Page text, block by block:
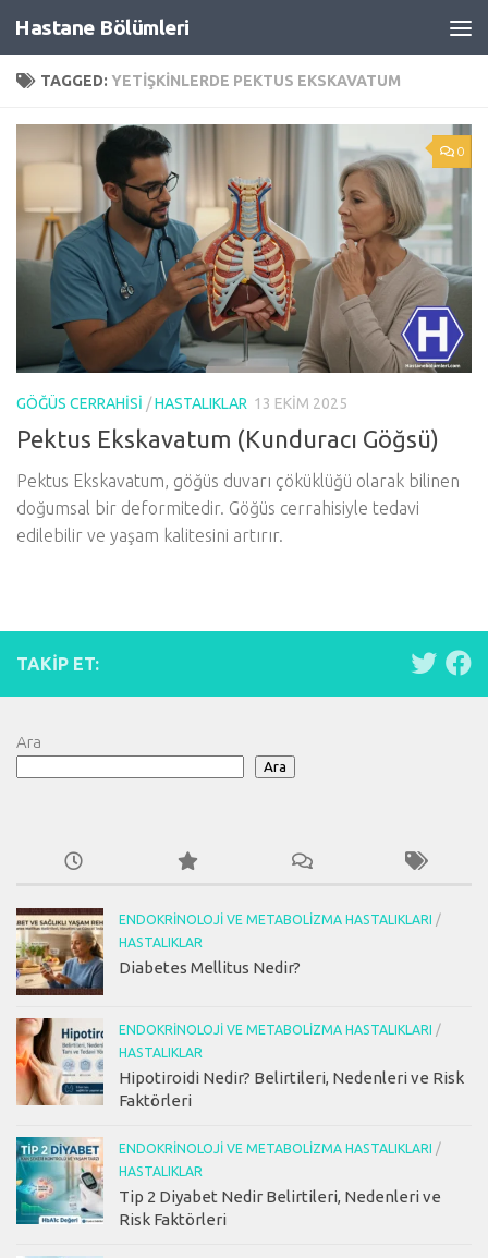
Skip to content
Hastane Bölümleri
TAGGED: YETIŞKINLERDE PEKTUS EKSKAVATUM
0
GÖĞÜS CERRAHISI /HASTALIKLAR 13 EKIM 2025
Pektus Ekskavatum (Kunduracı Göğsü)
Pektus Ekskavatum, göğüs duvarı çöküklüğü olarak bilinen
doğumsal bir deformitedir. Göğüs cerrahisiyle tedavi
edilebilir ve yaşam kalitesini artırır.
TAKIP ET:
Ara
Ara
ENDOKRINOLOJI VE METABOLIZMA HASTALIKLARI
/
HASTALIKLAR
Diabetes Mellitus Nedir?
ENDOKRINOLOJI VE METABOLIZMA HASTALIKLARI
/
HASTALIKLAR
Hipotiroidi Nedir? Belirtileri, Nedenleri ve Risk
Faktörleri
ENDOKRINOLOJI VE METABOLIZMA HASTALIKLARI
/
HASTALIKLAR
Tip 2 Diyabet Nedir Belirtileri, Nedenleri ve
Risk Faktörleri